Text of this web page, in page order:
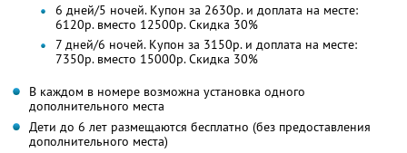
6 дней/5 ночей. Купон за 2630р. и доплата на месте:
6120р. вместо 12500р. Скидка 30%
7 дней/6 ночей. Купон за 3150р. и доплата на месте:
7350р. вместо 15000р. Скидка 30%
В каждом в номере возможна установка одного
дополнительного места
Дети до 6 лет размещаются бесплатно (без предоставления
дополнительного места)